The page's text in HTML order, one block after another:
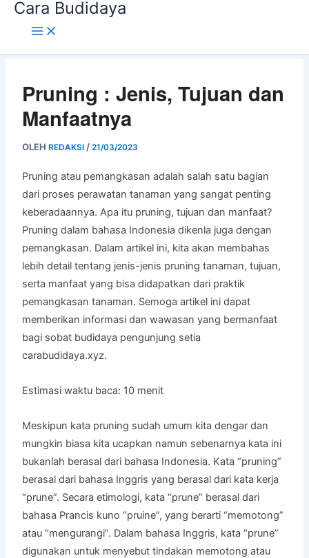
LewatiCara Budidaya
Pruning : Jenis, Tujuan dan
Manfaatnya
OLEHREDAKSI/21/03/2023
Pruning atau pemangkasan adalah salah satu bagian
dari proses perawatan tanaman yang sangat penting
keberadaannya. Apa itu pruning, tujuan dan manfaat?
Pruning dalam bahasa Indonesia dikenla juga dengan
pemangkasan. Dalam artikel ini, kita akan membahas
lebih detail tentang jenis-jenis pruning tanaman, tujuan,
serta manfaat yang bisa didapatkan dari praktik
pemangkasan tanaman. Semoga artikel ini dapat
memberikan informasi dan wawasan yang bermanfaat
bagi sobat budidaya pengunjung setia
carabudidaya.xyz.
Estimasi waktu baca: 10 menit
Meskipun kata pruning sudah umum kita dengar dan
mungkin biasa kita ucapkan namun sebenarnya kata ini
bukanlah berasal dari bahasa Indonesia. Kata “pruning”
berasal dari bahasa Inggris yang berasal dari kata kerja
“prune”. Secara etimologi, kata “prune” berasal dari
bahasa Prancis kuno “pruine”, yang berarti “memotong”
atau “mengurangi”. Dalam bahasa Inggris, kata “prune”
digunakan untuk menyebut tindakan memotong atau